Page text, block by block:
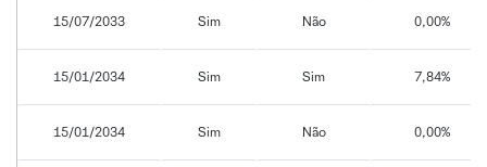
15/07/2033 Sim Não 0,00%
15/01/2034 Sim Sim 7,84%
15/01/2034 Sim Não 0,00%